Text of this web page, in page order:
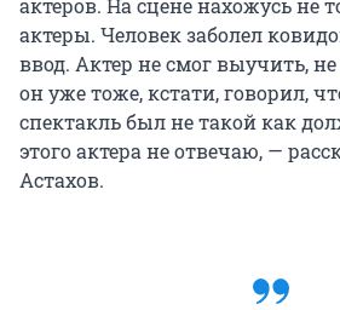
актеров. На сцене нахожусь не
актеры. Человек заболел
ввод. Актер не смог выучить,
он уже тоже, кстати, говорил,
спектакль был не такой как
этого актера не отвечаю, —
Астахов.